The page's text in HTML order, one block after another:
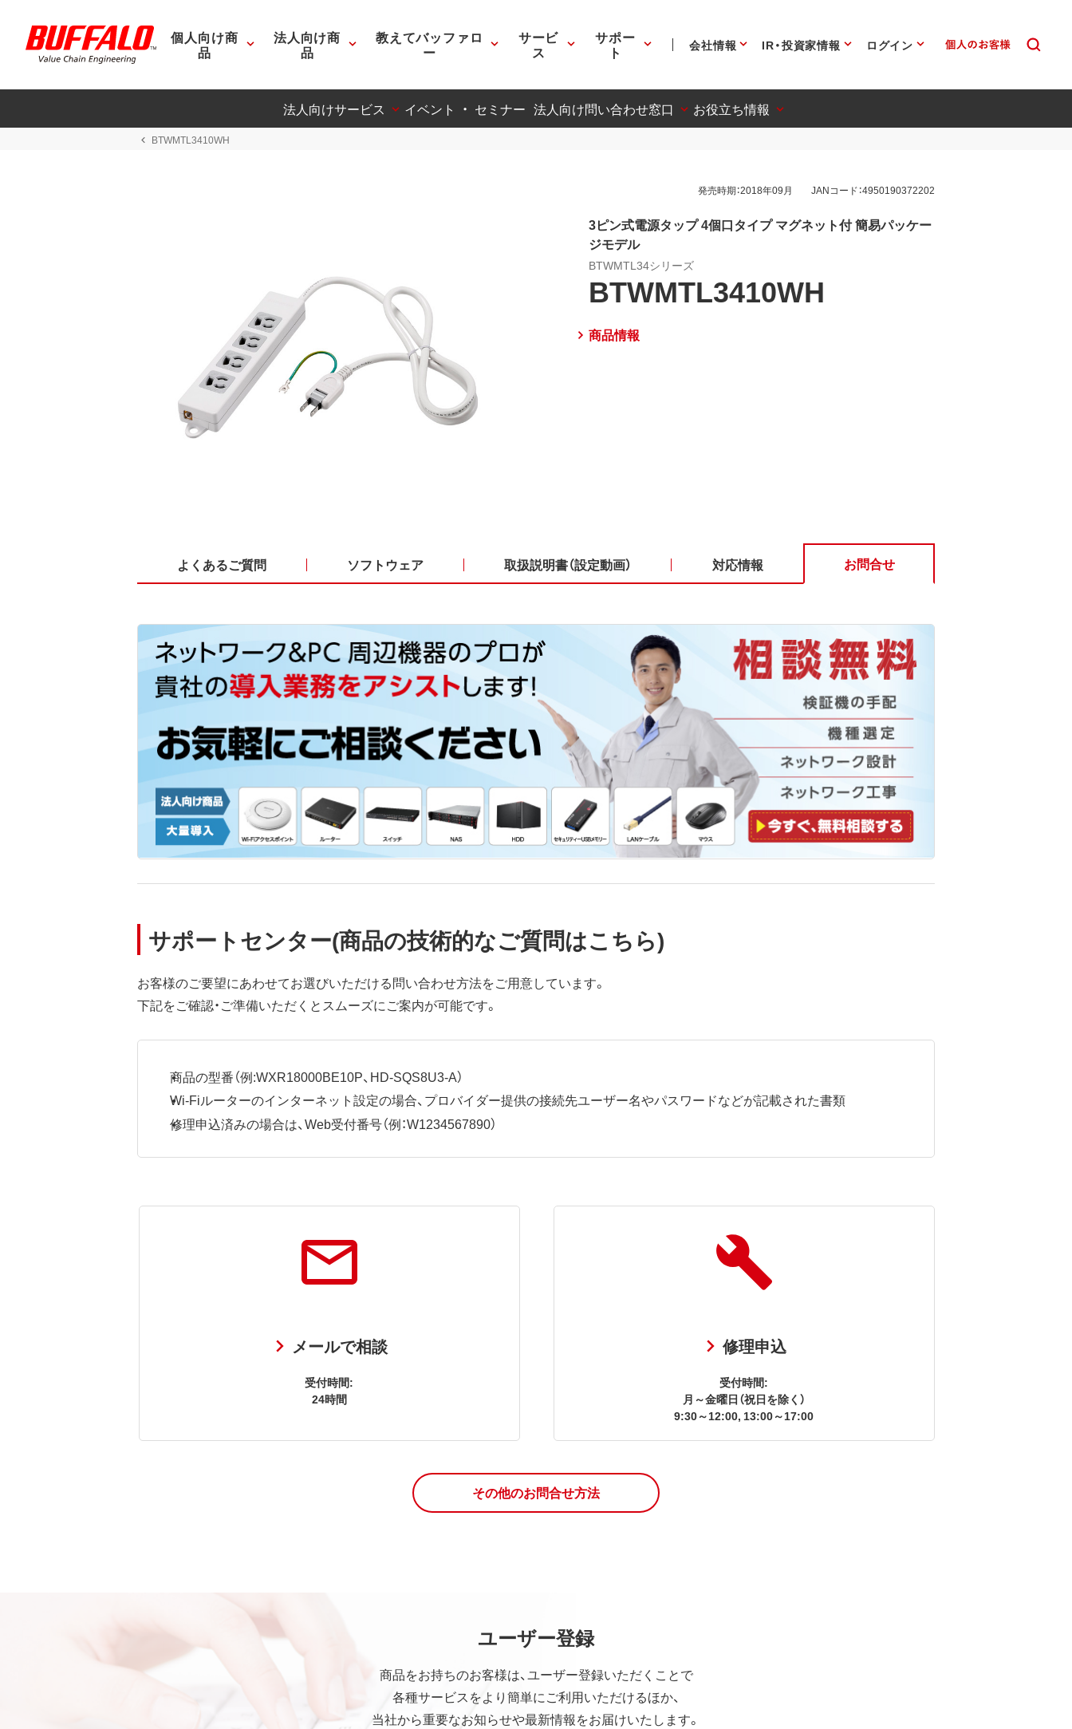
個人向け商
品
法人向け商
品
教えてバッファロ
ー
サービ
ス
サポー
ト 会社情報 IR・投資家情報 ログイン
法人向けサービス イベント ・ セミナー 法人向け問い合わせ窓口 お役立ち情報
BTWMTL3410WH
発売時期：2018年09月 JANコード：4950190372202
3ピン式電源タップ 4個口タイプ マグネット付 簡易パッケー
ジモデル
BTWMTL34シリーズ
BTWMTL3410WH
商品情報
よくあるご質問 ソフトウェア 取扱説明書（設定動画） 対応情報 お問合せ
サポートセンター(商品の技術的なご質問はこちら)
お客様のご要望にあわせてお選びいただける問い合わせ方法をご用意しています。
下記をご確認・ご準備いただくとスムーズにご案内が可能です。
商品の型番（例:WXR18000BE10P、HD-SQS8U3-A）
Wi-Fiルーターのインターネット設定の場合、プロバイダー提供の接続先ユーザー名やパスワードなどが記載された書類
修理申込済みの場合は、Web受付番号（例：W1234567890）
メールで相談
受付時間:
24時間
修理申込
受付時間:
月～金曜日（祝日を除く）
9:30～12:00, 13:00～17:00
その他のお問合せ方法
ユーザー登録
商品をお持ちのお客様は、ユーザー登録いただくことで
各種サービスをより簡単にご利用いただけるほか、
当社から重要なお知らせや最新情報をお届けいたします。